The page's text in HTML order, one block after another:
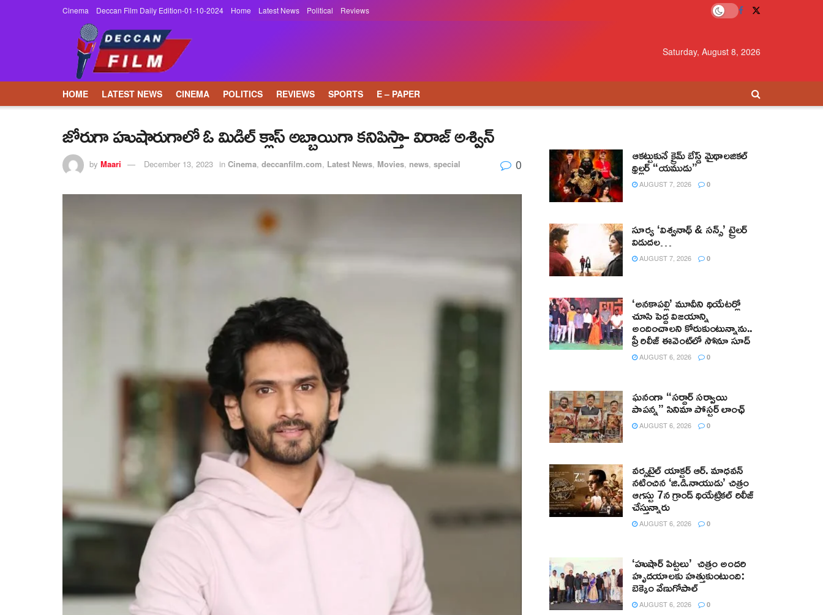
Cinema Deccan Film Daily Edition-01-10-2024 Home Latest News Political Reviews
Saturday, August 8, 2026
HOME LATEST NEWS CINEMA POLITICS REVIEWS SPORTS E – PAPER
జోరుగా హుషారుగాలో ఓ మిడిల్ క్లాస్ అబ్బాయిగా క‌నిపిస్తా- విరాజ్ అశ్విన్‌
by Maari December 13, 2023 in Cinema, deccanfilm.com, Latest News, Movies, news, special 0 ఆకట్టుకునే క్రైమ్ బేస్డ్ మైథాలజికల్
థ్రిల్లర్ “యముడు”
AUGUST 7, 2026 0
సూర్య ‘విశ్వనాథ్ & సన్స్’ ట్రైలర్
విడుదల…
AUGUST 7, 2026 0
‘అనకాపల్లి’ మూవీని థియేటర్లో
చూసి పెద్ద విజయాన్ని
అందించాలని కోరుకుంటున్నాను..
ప్రీ రిలీజ్ ఈవెంట్‌లో సోనూ సూద్
AUGUST 6, 2026 0
ఘనంగా “సర్దార్ సర్వాయి
పాపన్న” సినిమా పోస్టర్ లాంఛ్
AUGUST 6, 2026 0
వర్సటైల్ యాక్టర్ ఆర్‌. మాధవన్‌
నటించిన ‘జి.డి.నాయుడు’ చిత్రం
ఆగస్టు 7న గ్రాండ్ థియేట్రికల్ రిలీజ్
చేస్తున్నారు
AUGUST 6, 2026 0
‘హుషార్‌ పిట్టలు’ చిత్రం అందరి
హృదయాలకు హత్తుకుంటుంది:
బెక్కెం వేణుగోపాల్‌
AUGUST 6, 2026 0